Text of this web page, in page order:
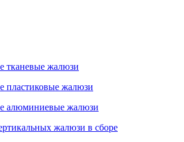
тканевые жалюзи
пластиковые жалюзи
алюминиевые жалюзи
жалюзи в сборе